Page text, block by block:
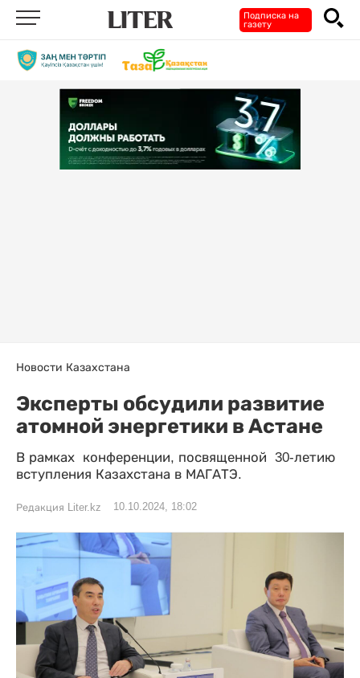
Подписка на
газету
Новости Казахстана
Эксперты обсудили развитие
атомной энергетики в Астане
В рамках конференции, посвященной 30-летию
вступления Казахстана в МАГАТЭ.
Редакция Liter.kz 10.10.2024, 18:02